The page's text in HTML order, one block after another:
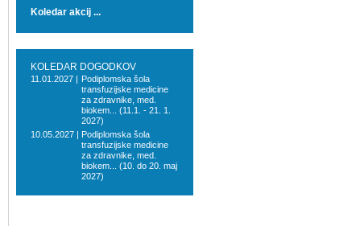
Koledar akcij ...
KOLEDAR DOGODKOV
11.01.2027 | Podiplomska šola
transfuzijske medicine
za zdravnike, med.
biokem... (11.1. - 21. 1.
2027)
10.05.2027 | Podiplomska šola
transfuzijske medicine
za zdravnike, med.
biokem... (10. do 20. maj
2027)